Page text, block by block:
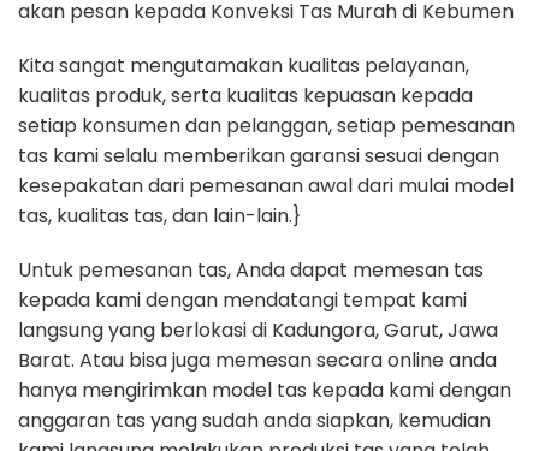
akan pesan kepada Konveksi Tas Murah di Kebumen
Kita sangat mengutamakan kualitas pelayanan,
kualitas produk, serta kualitas kepuasan kepada
setiap konsumen dan pelanggan, setiap pemesanan
tas kami selalu memberikan garansi sesuai dengan
kesepakatan dari pemesanan awal dari mulai model
tas, kualitas tas, dan lain-lain.}
Untuk pemesanan tas, Anda dapat memesan tas
kepada kami dengan mendatangi tempat kami
langsung yang berlokasi di Kadungora, Garut, Jawa
Barat. Atau bisa juga memesan secara online anda
hanya mengirimkan model tas kepada kami dengan
anggaran tas yang sudah anda siapkan, kemudian